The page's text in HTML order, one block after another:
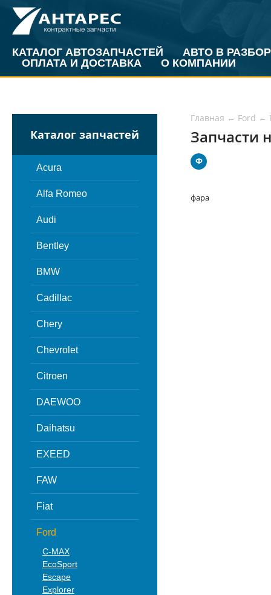
КАТАЛОГ АВТОЗАПЧАСТЕЙ
АВТО В РАЗБОР
ОПЛАТА И ДОСТАВКА
О КОМПАНИИ
Каталог запчастей
Acura
Alfa Romeo
Audi
Bentley
BMW
Cadillac
Chery
Chevrolet
Citroen
DAEWOO
Daihatsu
EXEED
FAW
Fiat
Ford
C-MAX
EcoSport
Escape
Explorer
Главная ← Ford ←
Запчасти
Ф
фара